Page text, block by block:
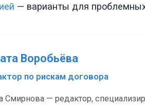
— варианты для
Воробьёва
по рискам договора
Смирнова — редактор,